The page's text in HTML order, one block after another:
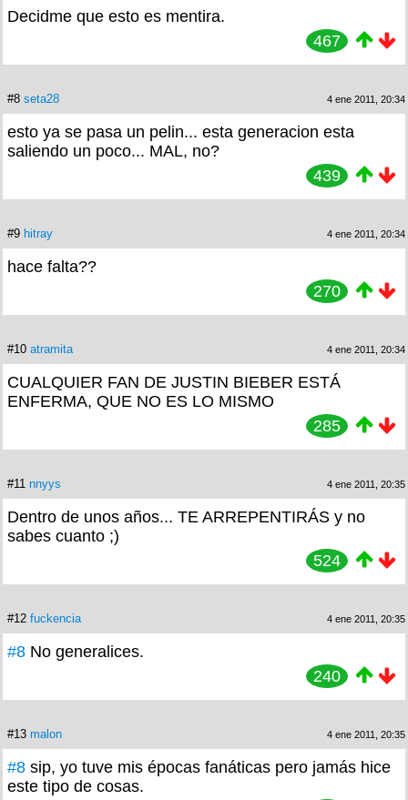
Decidme que esto es mentira.
467
#8 seta28 4 ene 2011, 20:34
esto ya se pasa un pelin... esta generacion esta
saliendo un poco... MAL, no?
439
#9 hitray 4 ene 2011, 20:34
hace falta??
270
#10 atramita 4 ene 2011, 20:34
CUALQUIER FAN DE JUSTIN BIEBER ESTÁ
ENFERMA, QUE NO ES LO MISMO
285
#11 nnyys 4 ene 2011, 20:35
Dentro de unos años... TE ARREPENTIRÁS y no
sabes cuanto ;)
524
#12 fuckencia 4 ene 2011, 20:35
#8 No generalices.
240
#13 malon 4 ene 2011, 20:35
#8 sip, yo tuve mis épocas fanáticas pero jamás hice
este tipo de cosas.